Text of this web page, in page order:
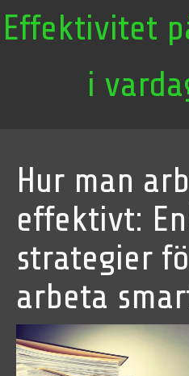
Effektivitet
i
Hur man
effektivt:
strategier
arbeta